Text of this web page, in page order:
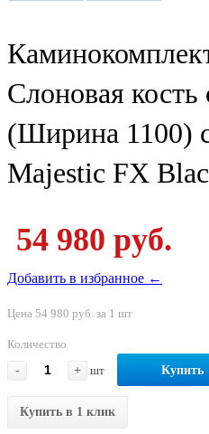
Слоновая кость
(Ширина 1100)
Majestic FX
54 980 руб.
Добавить в избранное ←
Цена 54 980 руб. за 1 шт
Количество
-
+ шт Купить
Купить в 1 клик